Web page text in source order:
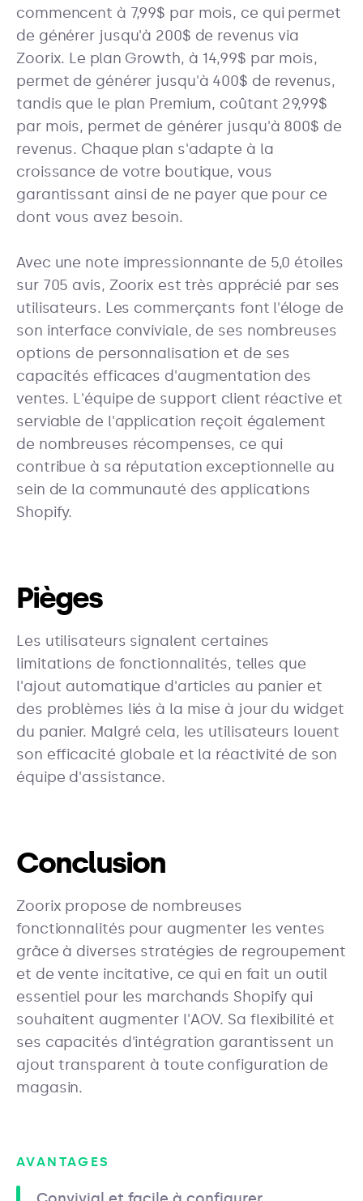
commencent à 7,99$ par mois, ce qui permet
de générer jusqu'à 200$ de revenus via
Zoorix. Le plan Growth, à 14,99$ par mois,
permet de générer jusqu'à 400$ de revenus,
tandis que le plan Premium, coûtant 29,99$
par mois, permet de générer jusqu'à 800$ de
revenus. Chaque plan s'adapte à la
croissance de votre boutique, vous
garantissant ainsi de ne payer que pour ce
dont vous avez besoin.
Avec une note impressionnante de 5,0 étoiles
sur 705 avis, Zoorix est très apprécié par ses
utilisateurs. Les commerçants font l'éloge de
son interface conviviale, de ses nombreuses
options de personnalisation et de ses
capacités efficaces d'augmentation des
ventes. L'équipe de support client réactive et
serviable de l'application reçoit également
de nombreuses récompenses, ce qui
contribue à sa réputation exceptionnelle au
sein de la communauté des applications
Shopify.
Pièges
Les utilisateurs signalent certaines
limitations de fonctionnalités, telles que
l'ajout automatique d'articles au panier et
des problèmes liés à la mise à jour du widget
du panier. Malgré cela, les utilisateurs louent
son efficacité globale et la réactivité de son
équipe d'assistance.
Conclusion
Zoorix propose de nombreuses
fonctionnalités pour augmenter les ventes
grâce à diverses stratégies de regroupement
et de vente incitative, ce qui en fait un outil
essentiel pour les marchands Shopify qui
souhaitent augmenter l'AOV. Sa flexibilité et
ses capacités d'intégration garantissent un
ajout transparent à toute configuration de
magasin.
AVANTAGES